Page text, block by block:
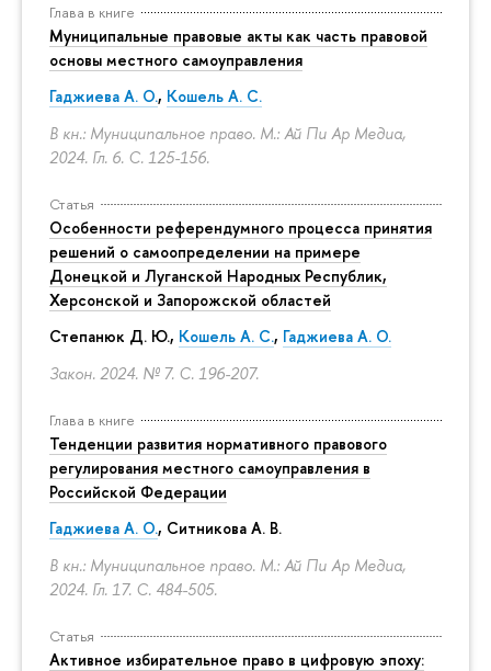
Глава в книге
Муниципальные правовые акты как часть правовой
основы местного самоуправления
Гаджиева А. О., Кошель А. С.
В кн.: Муниципальное право. М.: Ай Пи Ар Медиа,
2024. Гл. 6. С. 125-156.
Статья
Особенности референдумного процесса принятия
решений о самоопределении на примере
Донецкой и Луганской Народных Республик,
Херсонской и Запорожской областей
Степанюк Д. Ю., Кошель А. С., Гаджиева А. О.
Закон. 2024. № 7. С. 196-207.
Глава в книге
Тенденции развития нормативного правового
регулирования местного самоуправления в
Российской Федерации
Гаджиева А. О., Ситникова А. В.
В кн.: Муниципальное право. М.: Ай Пи Ар Медиа,
2024. Гл. 17. С. 484-505.
Статья
Активное избирательное право в цифровую эпоху: